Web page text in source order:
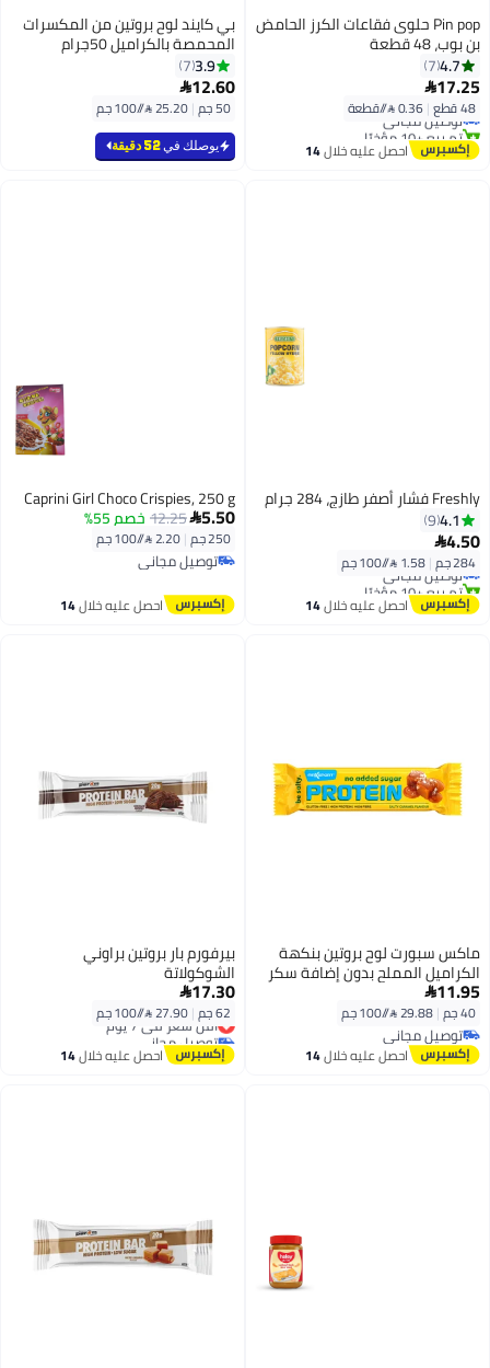
Pin pop حلوى فقاعات الكرز الحامض
بن بوب، 48 قطعة
4.7
7
17.25
48 قطع |
توصيل مجاني
تم بيع +10 مؤخرًا
توصيل مجانياحصل عليه خلال14
بي كايند لوح بروتين من المكسرات
المحمصة بالكراميل 50جرام
3.9
7
12.60
50 جم |25.20 /⁨/100 جم⁩
يوصلك في52 دقيقة
Freshly فشار أصفر طازج، 284 جرام
4.1
9
4.50
284 جم |
توصيل مجاني
تم بيع +10 مؤخرًا
توصيل مجانياحصل عليه خلال14
Caprini Girl Choco Crispies, 250 g
5.50
12.25خصم 55%
250 جم |
توصيل مجاني
توصيل مجاني
احصل عليه خلال14
ماكس سبورت لوح بروتين بنكهة
الكراميل المملح بدون إضافة سكر
11.95
40 جم |29.88 /⁨/100 جم⁩
توصيل مجاني
توصيل مجانياحصل عليه خلال14
بيرفورم بار بروتين براوني
الشوكولاتة
17.30
62 جم |27.90 /⁨/100 جم⁩
أقل سعر في 7 يوم
توصيل مجاني
أقل سعر في 7 يوماحصل عليه خلال14